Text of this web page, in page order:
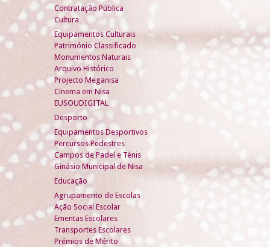
Contratação Pública
Cultura
Equipamentos Culturais
Património Classificado
Monumentos Naturais
Arquivo Histórico
Projecto Meganisa
Cinema em Nisa
EUSOUDIGITAL
Desporto
Equipamentos Desportivos
Percursos Pedestres
Campos de Padel e Ténis
Ginásio Municipal de Nisa
Educação
Agrupamento de Escolas
Ação Social Escolar
Ementas Escolares
Transportes Escolares
Prémios de Mérito